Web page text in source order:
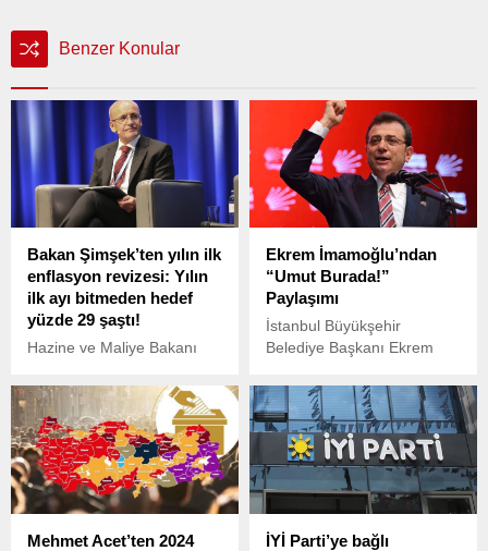
Benzer Konular
Bakan Şimşek’ten yılın ilk
enflasyon revizesi: Yılın
ilk ayı bitmeden hedef
yüzde 29 şaştı!
Hazine ve Maliye Bakanı
enflasyon beklentilerine dair
önemli bir açıklama yaptı.
Ekrem İmamoğlu’ndan
“Umut Burada!”
Paylaşımı
İstanbul Büyükşehir
Belediye Başkanı Ekrem
alınmasının ardından
başlayan protestolar,
tutuklanmasının ardından
hızla devam etti.
Mehmet Acet’ten 2024
İYİ Parti’ye bağlı